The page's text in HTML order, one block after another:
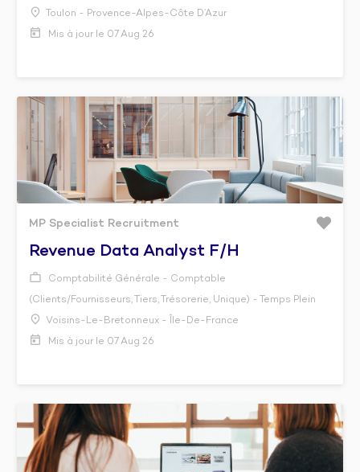
Toulon - Provence-Alpes-Côte D’Azur
Mis à jour le 07 Aug 26
MP Specialist Recruitment
Revenue Data Analyst F/h
Comptabilité Générale - Comptable
(Clients/Fournisseurs, Tiers, Trésorerie, Unique) - Temps Plein
Voisins-Le-Bretonneux - Île-De-France
Mis à jour le 07 Aug 26